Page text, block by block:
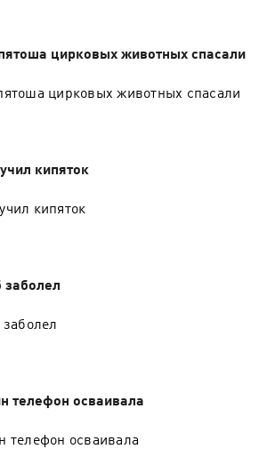
цирковых животных спасали
цирковых животных спасали
кипяток
кипяток
заболел
телефон осваивала
телефон осваивала